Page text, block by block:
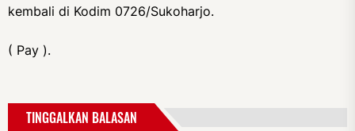
kembali di Kodim 0726/Sukoharjo.
( Pay ).
TINGGALKAN BALASAN